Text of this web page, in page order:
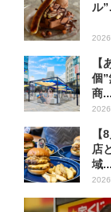
ル
個
商...
店
域...